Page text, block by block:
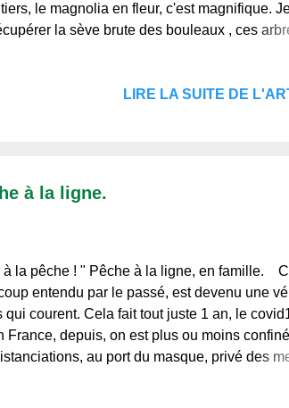
le magnolia en fleur, c'est magnifique.
la sève brute des bouleaux , ces
février/mars, pour que la sève
LIRE LA SUITE DE
à la ligne.
à la pêche ! " Pêche à la ligne, en famille.
entendu par le passé, est devenu une
qui courent. Cela fait tout juste 1 an, le
France, depuis, on est plus ou moins
au port du masque, privé des